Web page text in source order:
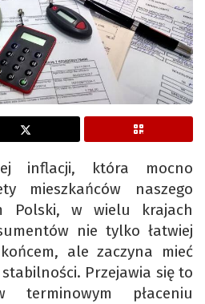
inflacji, która mocno
mieszkańców naszego
Polski, w wielu krajach
nie tylko łatwiej
ale zaczyna mieć
Przejawia się to
płaceniu